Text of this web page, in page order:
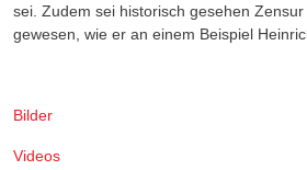
sei . Zudem sei historisch gesehen
gewesen, wie er an einem Beispiel
Bilder
Videos